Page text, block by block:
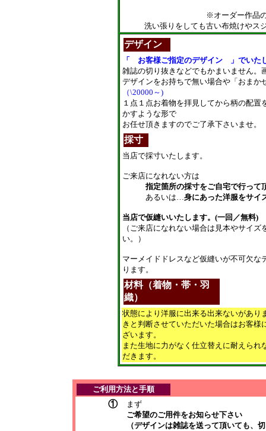
※オーダー作品
洗い張りをしても古い布焼けやス
デザイン
「 お客様ご指定のデザイン 」でいた
雑誌の切り抜きなどでもかまいません。
デザインをお持ちで無い場合や「おまか
（\20000～)
１点１点お着物を拝見してから柄の配
かすような形で
お任せ頂きますのでご了承下さいませ。
採寸
当店で採寸いたします。
ご来店になれない方は
指定箇所の採寸をご自宅で行って
あるいは…身にあった洋服をサイ
当店で仮縫いいたします。(一回／無料)
（ご来店になれない場合は見本やサイ
い。）
マーメイドドレスなど仮縫いが不可欠
ります。
材料（着物・帯・羽
織）
状態により洋服に出来る出来ないがあり
きと判断させていただいた場合はお客
ざいます。
また生地に力がなく仕立替えに耐えられ
だきます。
ご利用方法と手順
①
まず
ご希望のご用件をお知らせ下さい
（デザインは雑誌を送って頂いても、